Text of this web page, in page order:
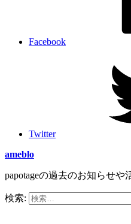
Facebook
Twitter
ameblo
papotageの過去のお知らせ
検索: